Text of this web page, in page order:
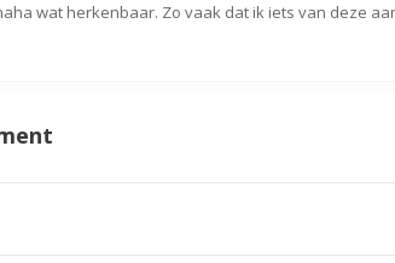
wat herkenbaar. Zo vaak dat ik iets van deze